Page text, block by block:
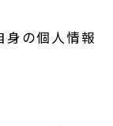
身の個人情報